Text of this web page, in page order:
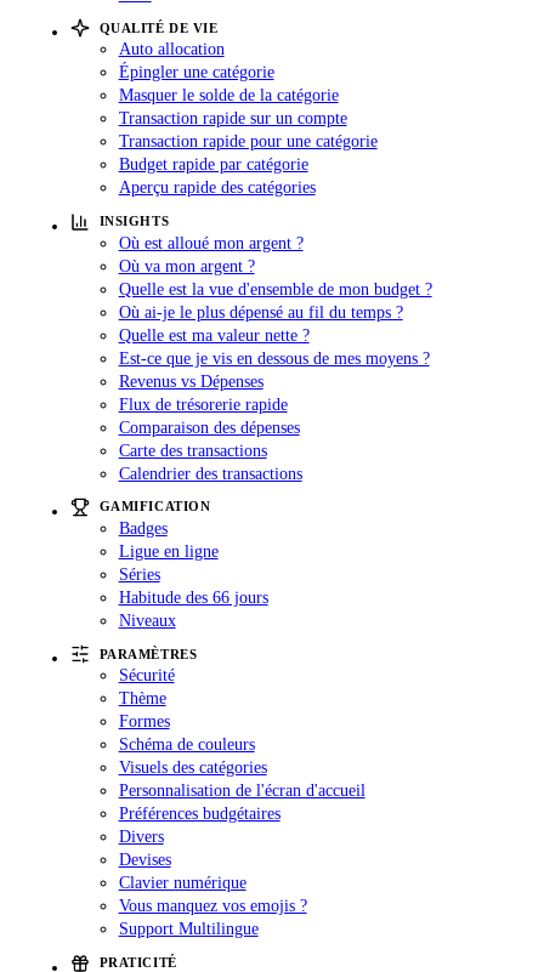
QUALITÉ DE VIE
Auto allocation
Épingler une catégorie
Masquer le solde de la catégorie
Transaction rapide sur un compte
Transaction rapide pour une catégorie
Budget rapide par catégorie
Aperçu rapide des catégories
INSIGHTS
Où est alloué mon argent ?
Où va mon argent ?
Quelle est la vue d'ensemble de mon budget ?
Où ai-je le plus dépensé au fil du temps ?
Quelle est ma valeur nette ?
Est-ce que je vis en dessous de mes moyens ?
Revenus vs Dépenses
Flux de trésorerie rapide
Comparaison des dépenses
Carte des transactions
Calendrier des transactions
GAMIFICATION
Badges
Ligue en ligne
Séries
Habitude des 66 jours
Niveaux
PARAMÈTRES
Sécurité
Thème
Formes
Schéma de couleurs
Visuels des catégories
Personnalisation de l'écran d'accueil
Préférences budgétaires
Divers
Devises
Clavier numérique
Vous manquez vos emojis ?
Support Multilingue
PRATICITÉ